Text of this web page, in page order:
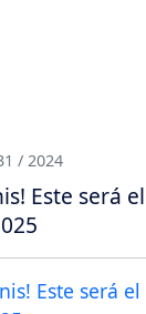
/ 2024
Este será